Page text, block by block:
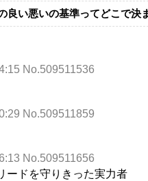
良い悪いの基準ってどこで決
No.509511536
No.509511859
No.509511656
ードを守りきった実力者